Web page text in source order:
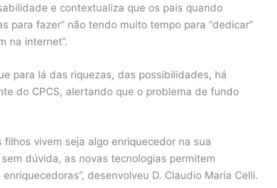
e contextualiza que os pais quando
para fazer” não tendo muito tempo para “dedicar”
na internet”.
para lá das riquezas, das possibilidades, há
do CPCS, alertando que o problema de fundo
vivem seja algo enriquecedor na sua
dúvida, as novas tecnologias permitem
desenvolveu D. Claudio Maria Celli.